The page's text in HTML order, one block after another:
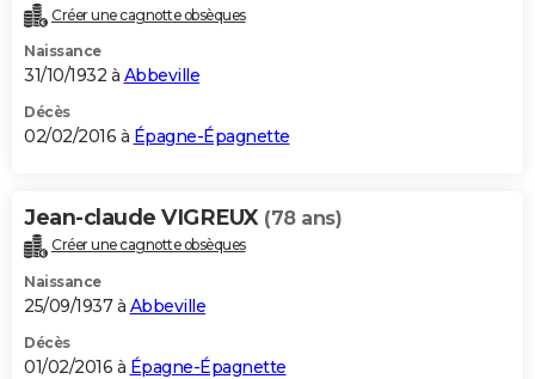
Créer une cagnotte obsèques
Naissance
31/10/1932 à Abbeville
Décès
02/02/2016 à Épagne-Épagnette
Jean-claude VIGREUX (78 ans)
Créer une cagnotte obsèques
Naissance
25/09/1937 à Abbeville
Décès
01/02/2016 à Épagne-Épagnette